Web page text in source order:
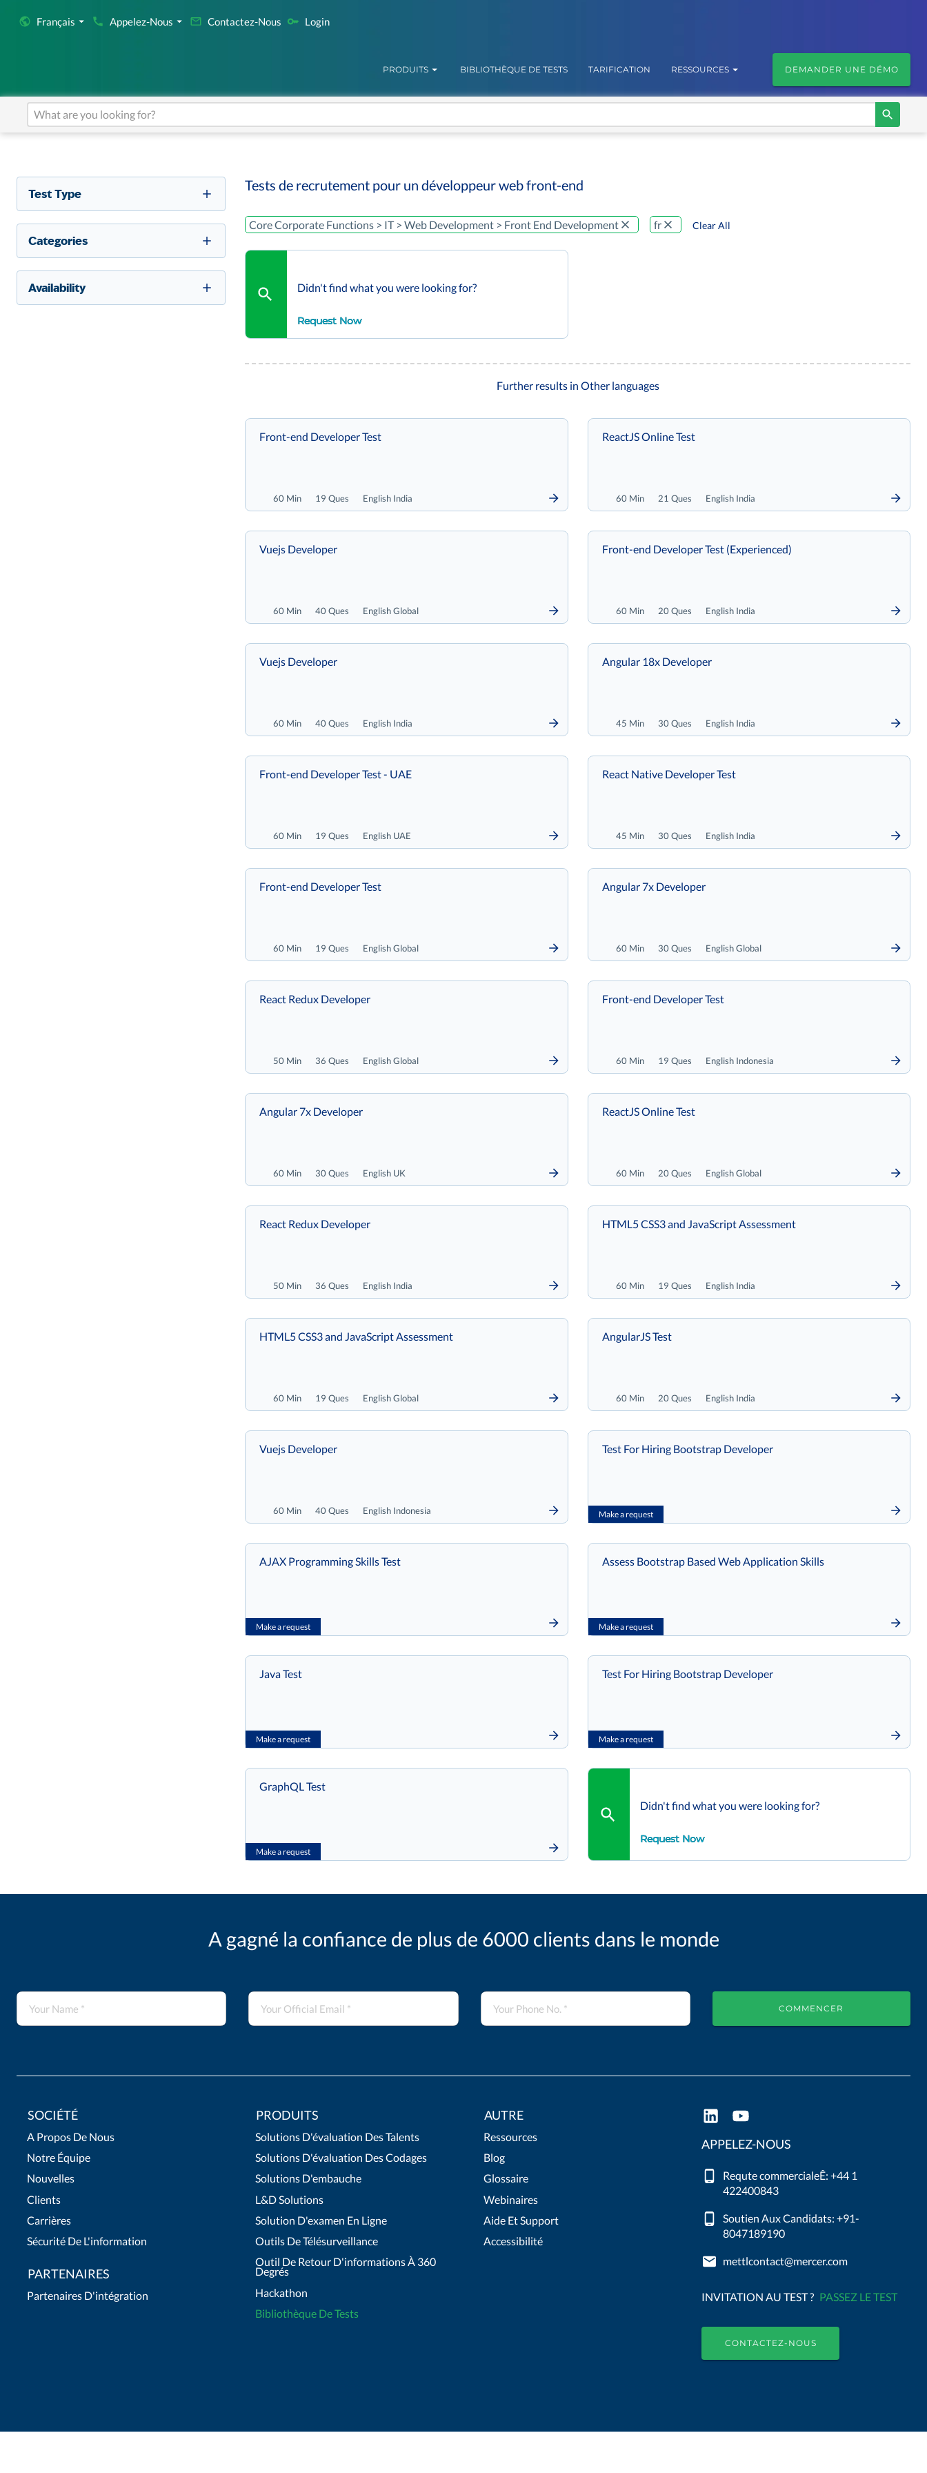
Français Appelez-Nous Contactez-Nous Login
PRODUITS BIBLIOTHÈQUE DE TESTS TARIFICATION RESSOURCES DEMANDER UNE DÉMO
Test Type
Categories
Availability
Tests de recrutement pour un développeur web front-end
Core Corporate Functions > IT > Web Development > Front End Development fr Clear All
Didn't find what you were looking for?
Request Now
Further results in Other languages
60 Min 19 Ques English India
Front-end Developer Test
60 Min 21 Ques English India
ReactJS Online Test
60 Min 40 Ques English Global
Vuejs Developer
60 Min 20 Ques English India
Front-end Developer Test (Experienced)
60 Min 40 Ques English India
Vuejs Developer
45 Min 30 Ques English India
Angular 18x Developer
60 Min 19 Ques English UAE
Front-end Developer Test - UAE
45 Min 30 Ques English India
React Native Developer Test
60 Min 19 Ques English Global
Front-end Developer Test
60 Min 30 Ques English Global
Angular 7x Developer
50 Min 36 Ques English Global
React Redux Developer
60 Min 19 Ques English Indonesia
Front-end Developer Test
60 Min 30 Ques English UK
Angular 7x Developer
60 Min 20 Ques English Global
ReactJS Online Test
50 Min 36 Ques English India
React Redux Developer
60 Min 19 Ques English India
HTML5 CSS3 and JavaScript Assessment
60 Min 19 Ques English Global
HTML5 CSS3 and JavaScript Assessment
60 Min 20 Ques English India
AngularJS Test
60 Min 40 Ques English Indonesia
Vuejs Developer
Make a request
Test For Hiring Bootstrap Developer
Make a request
AJAX Programming Skills Test
Make a request
Assess Bootstrap Based Web Application Skills
Make a request
Java Test
Make a request
Test For Hiring Bootstrap Developer
Make a request
GraphQL Test
Didn't find what you were looking for?
Request Now
A gagné la confiance de plus de 6000 clients dans le monde
COMMENCER
SOCIÉTÉ
A Propos De Nous
Notre Équipe
Nouvelles
Clients
Carrières
Sécurité De L'information
PARTENAIRES
Partenaires D'intégration
PRODUITS
Solutions D'évaluation Des Talents
Solutions D'évaluation Des Codages
Solutions D'embauche
L&D Solutions
Solution D'examen En Ligne
Outils De Télésurveillance
Outil De Retour D'informations À 360
Degrés
Hackathon
Bibliothèque De Tests
AUTRE
Ressources
Blog
Glossaire
Webinaires
Aide Et Support
Accessibilité
APPELEZ-NOUS
Requte commercialeÊ: +44 1
422400843
Soutien Aux Candidats: +91-
8047189190
mettlcontact@mercer.com
INVITATION AU TEST ? PASSEZ LE TEST
CONTACTEZ-NOUS